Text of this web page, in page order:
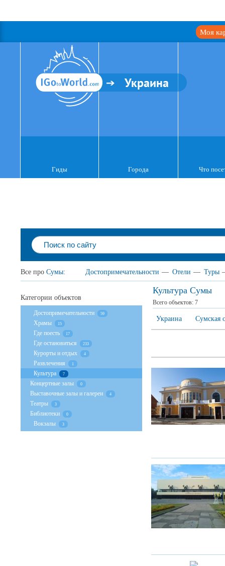
Моя
Украина
Гиды Города Что
Все про Сумы: Достопримечательности — Отели — Туры
Культура Сумы
Всего объектов: 7
Украина Сумская
Категории объектов
Достопримечательности 59
Храмы 15
Где поесть 17
Где остановиться 233
Курорты и отдых 4
Развлечения 1
Культура 7
Концертные залы 0
Выставочные залы и галереи 4
Театры 3
Библиотеки 0
Вокзалы 3